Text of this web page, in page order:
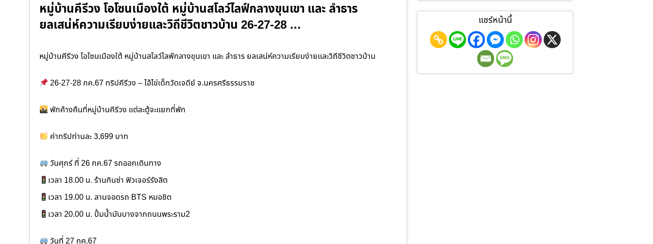
หมู่บ้านคีรีวง โอโซนเมืองใต้ หมู่บ้านสโลว์ไลฟ์กลางขุนเขา และ ลำธาร
ยลเสน่ห์ความเรียบง่ายและวิถีชีวิตชาวบ้าน 26-27-28 …
หมู่บ้านคีรีวง โอโซนเมืองใต้ หมู่บ้านสโลว์ไลฟ์กลางขุนเขา และ ลำธาร ยลเสน่ห์ความเรียบง่ายและวิถีชีวิตชาวบ้าน
26-27-28 กค.67 ทริปคีรีวง – ไอ้ไข่เด็กวัดเจดีย์ จ.นครศรีธรรมราช
พักค้างคืนที่หมู่บ้านคีรีวง แต่ละตู้จะแยกที่พัก
ค่าทริปท่านละ 3,699 บาท
วันศุกร์ ที่ 26 กค.67 รถออกเดินทาง
เวลา 18.00 น. ร้านกินซ่า ฟิวเจอร์รังสิต
เวลา 19.00 น. ลานจอดรถ BTS หมอชิต
เวลา 20.00 น. ปั้มน้ำมันบางจากถนนพระราม2
วันที่ 27 กค.67
แชร์หน้านี้